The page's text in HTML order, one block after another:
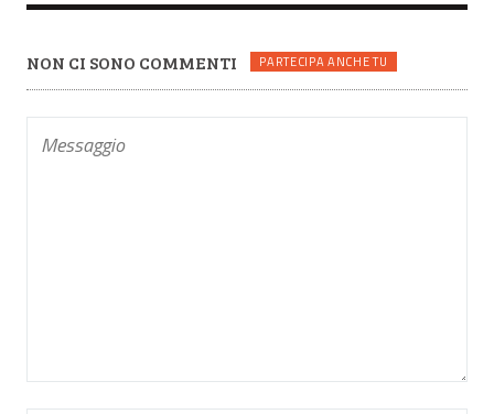
NON CI SONO COMMENTI PARTECIPA ANCHE TU